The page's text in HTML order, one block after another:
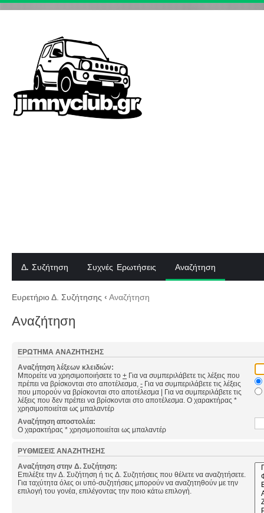
Δ. Συζήτηση Συχνές Ερωτήσεις Αναζήτηση
Ευρετήριο Δ. Συζήτησης ‹ Αναζήτηση
Αναζήτηση
ΕΡΏΤΗΜΑ ΑΝΑΖΉΤΗΣΗΣ
Αναζήτηση λέξεων κλειδιών:
Μπορείτε να χρησιμοποιήσετε το + Για να συμπεριλάβετε τις λέξεις που
πρέπει να βρίσκονται στο αποτέλεσμα, - Για να συμπεριλάβετε τις λέξεις
που μπορούν να βρίσκονται στο αποτέλεσμα | Για να συμπεριλάβετε τις
λέξεις που δεν πρέπει να βρίσκονται στο αποτέλεσμα. Ο χαρακτήρας *
χρησιμοποιείται ως μπαλαντέρ
Αναζήτηση αποστολέα:
Ο χαρακτήρας * χρησιμοποιείται ως μπαλαντέρ
ΡΥΘΜΊΣΕΙΣ ΑΝΑΖΉΤΗΣΗΣ
Αναζήτηση στην Δ. Συζήτηση:
Επιλέξτε την Δ. Συζήτηση ή τις Δ. Συζητήσεις που θέλετε να αναζητήσετε.
Για ταχύτητα όλες οι υπό-συζητήσεις μπορούν να αναζητηθούν με την
επιλογή του γονέα, επιλέγοντας την ποιο κάτω επιλογή.